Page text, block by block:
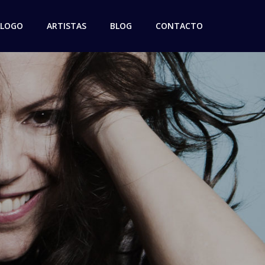
ARTISTAS BLOG CONTACTO